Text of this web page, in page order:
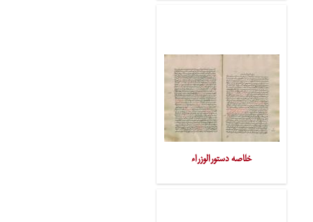
خلاصه دستورالوزراء